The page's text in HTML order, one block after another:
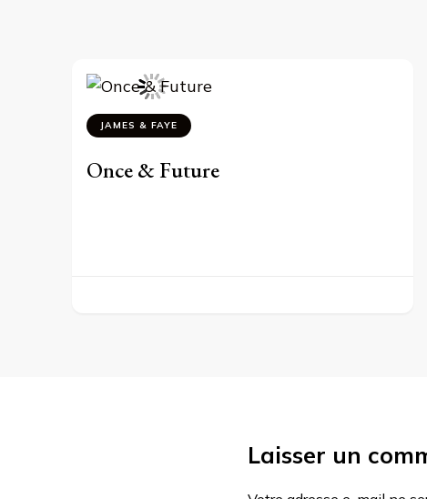
JAMES & FAYE
Once & Future
Laisser un